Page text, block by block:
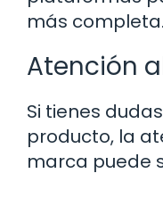
más completa.
Atención
Si tienes
producto, la
marca puede